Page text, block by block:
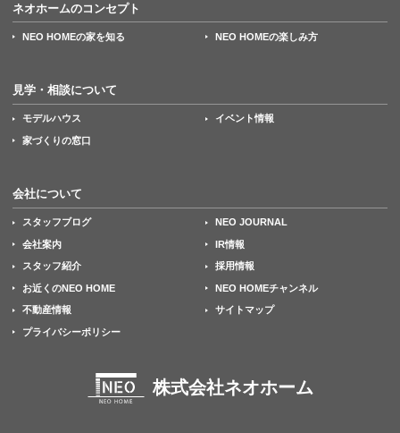
ネオホームのコンセプト
NEO HOMEの家を知る NEO HOMEの楽しみ方
見学・相談について
モデルハウス イベント情報
家づくりの窓口
会社について
スタッフブログ NEO JOURNAL
会社案内 IR情報
スタッフ紹介 採用情報
お近くのNEO HOME NEO HOMEチャンネル
不動産情報 サイトマップ
プライバシーポリシー
株式会社ネオホーム